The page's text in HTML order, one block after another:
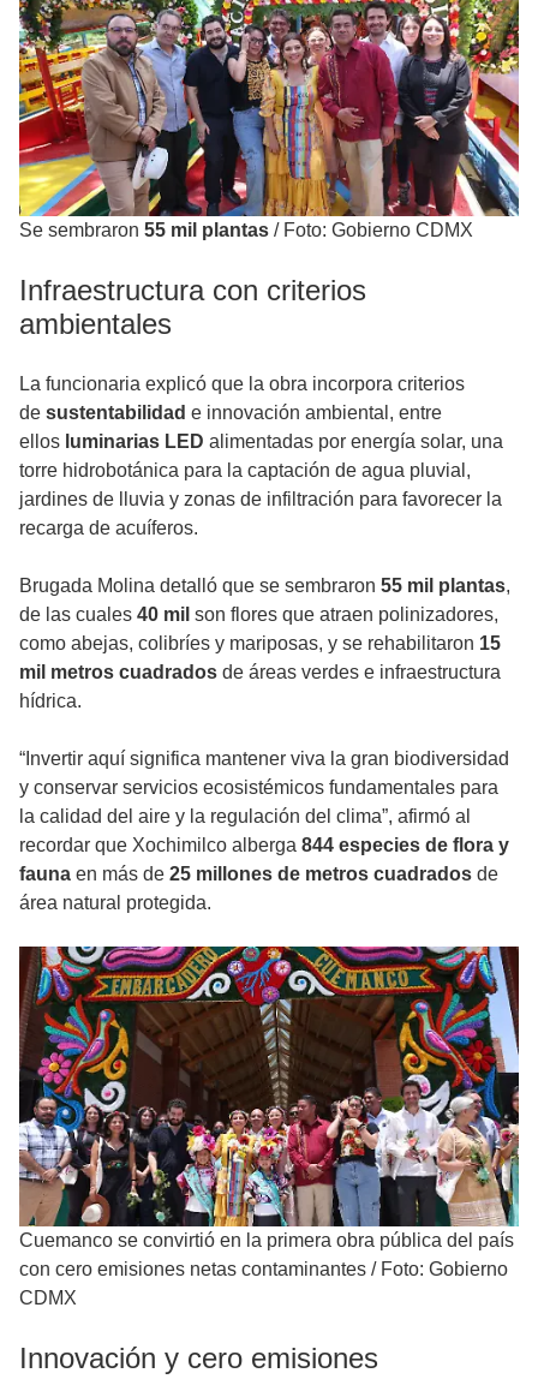
Se sembraron 55 mil plantas / Foto: Gobierno CDMX
Infraestructura con criterios
ambientales
La funcionaria explicó que la obra incorpora criterios
de sustentabilidad e innovación ambiental, entre
ellos luminarias LED alimentadas por energía solar, una
torre hidrobotánica para la captación de agua pluvial,
jardines de lluvia y zonas de infiltración para favorecer la
recarga de acuíferos.
Brugada Molina detalló que se sembraron 55 mil plantas,
de las cuales 40 mil son flores que atraen polinizadores,
como abejas, colibríes y mariposas, y se rehabilitaron 15
mil metros cuadrados de áreas verdes e infraestructura
hídrica.
“Invertir aquí significa mantener viva la gran biodiversidad
y conservar servicios ecosistémicos fundamentales para
la calidad del aire y la regulación del clima”, afirmó al
recordar que Xochimilco alberga 844 especies de flora y
fauna en más de 25 millones de metros cuadrados de
área natural protegida.
Cuemanco se convirtió en la primera obra pública del país
con cero emisiones netas contaminantes / Foto: Gobierno
CDMX
Innovación y cero emisiones